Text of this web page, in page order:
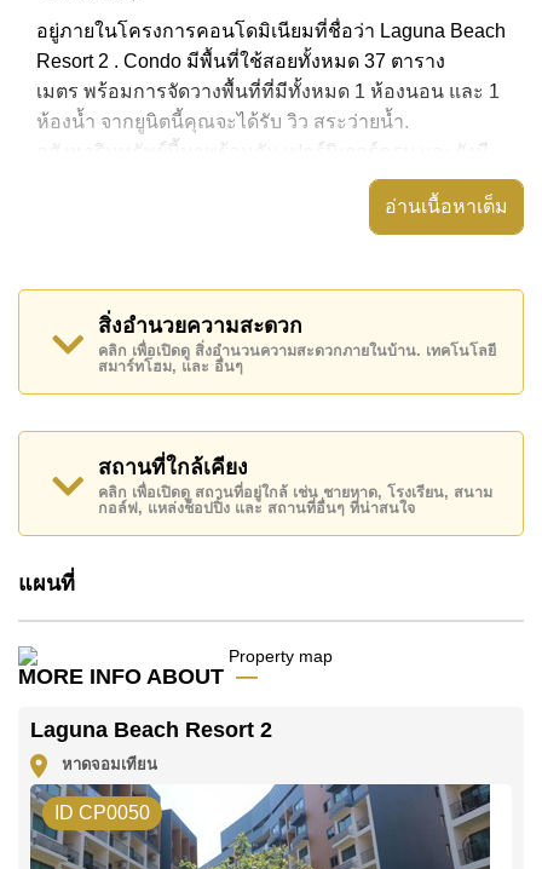
อยู่ภายในโครงการคอนโดมิเนียมที่ชื่อว่า Laguna Beach
Resort 2 . Condo มีพื้นที่ใช้สอยทั้งหมด 37 ตาราง
เมตร พร้อมการจัดวางพื้นที่ที่มีทั้งหมด 1 ห้องนอน และ 1
ห้องน้ำ จากยูนิตนี้คุณจะได้รับ วิว สระว่ายน้ำ.
อสังหาริมทรัพย์นี้มาพร้อมกับ เฟอร์นิเจอร์ครบ และยังมี
สิ่งอำนวยความสะดวก ได้แก่ เครื่องปรับอากาศครบ, มี
Laguna Beach Resort 2 มีสิ่งอำนวยความสะดวกส่วน
กลาง ได้แก่ สไลเดอร์, ฟิสเนส, สนามเด็กเล่น, สวนส่วน
กลาง
สถานที่สำคัญใกล้ Laguna Beach Resort 2 ได้แก่: เดิน
ทางไปชายหาดได้ง่าย, ไกล้เคียงรถประจำทาง , ตลาดน้ำ
สี่ภาคพัทยา, พัทยาปาร์ค , เอเชีย 9 หลุม กอล์ฟ ,
รพ.กรุงเทพจอมเทียน, โรงพยาบาลเมืองพัทยา
อสังหาริมทรัพย์นี้เปิดให้เช่าระยะยาวในราคา ฿ 12,000
บาทต่อเดือน
มัดจำ 2 เดือน ก่อนเข้าอยู่อาศัย
ไทย โดยมี ค่าโอนคนละครึ่ง
ค้นพบโอกาสในการทำให้ที่อยู่อาศัยนี้เป็นบ้านในฝันของ
คุณ!
ติดต่อ Cornerstone Real Estate โทร +6638411250
อ่านเนื้อหาเต็ม
สิ่งอำนวยความสะดวก
คลิก เพื่อเปิดดู สิ่งอำนวนความสะดวกภายในบ้าน. เทคโนโลยี
สมาร์ทโฮม, และ อื่นๆ
สถานที่ใกล้เคียง
คลิก เพื่อเปิดดู สถานที่อยู่ใกล้ เช่น ชายหาด, โรงเรียน, สนาม
กอล์ฟ, แหล่งช็อปปิ้ง และ สถานที่อื่นๆ ที่น่าสนใจ
แผนที่
MORE INFO ABOUT
Laguna Beach Resort 2
หาดจอมเทียน
ID CP0050